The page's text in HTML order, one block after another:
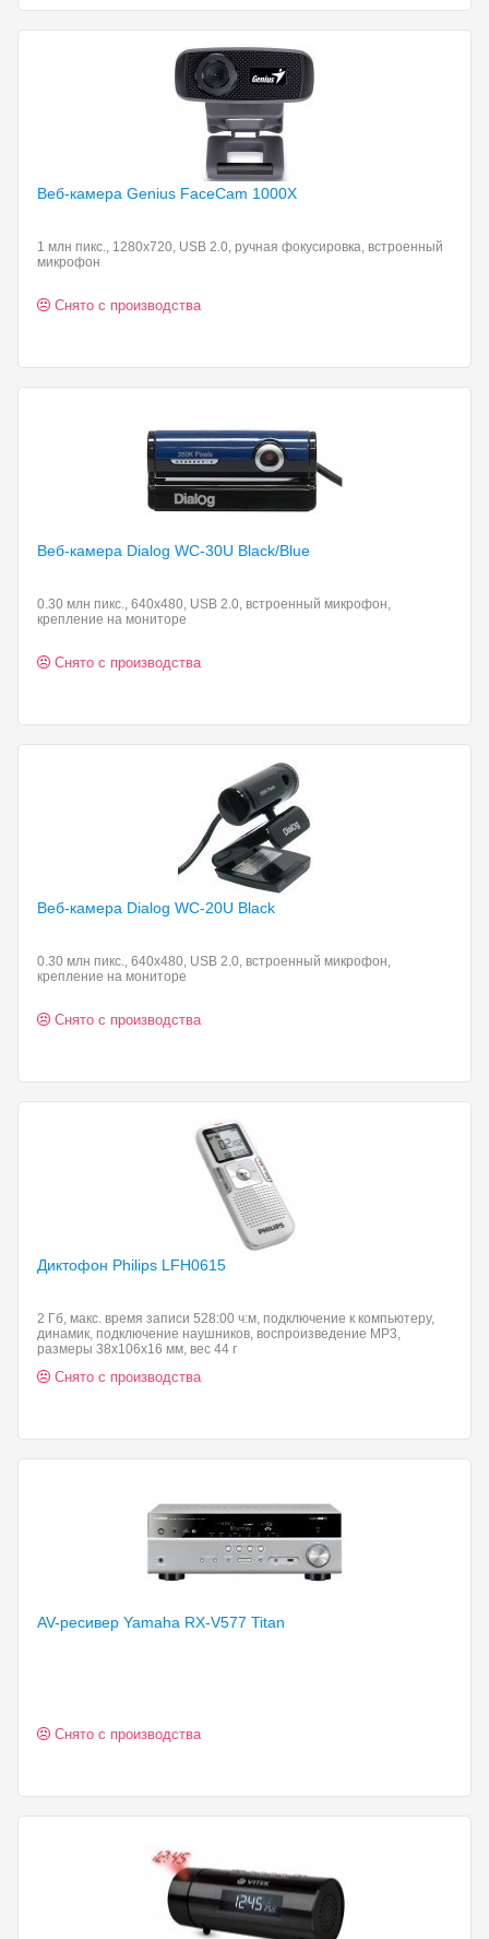
Веб-камера Genius FaceCam 1000X
1 млн пикс., 1280x720, USB 2.0, ручная фокусировка, встроенный
микрофон
Снято с производства
Веб-камера Dialog WC-30U Black/Blue
0.30 млн пикс., 640x480, USB 2.0, встроенный микрофон,
крепление на мониторе
Снято с производства
Веб-камера Dialog WC-20U Black
0.30 млн пикс., 640x480, USB 2.0, встроенный микрофон,
крепление на мониторе
Снято с производства
Диктофон Philips LFH0615
2 Гб, макс. время записи 528:00 ч:м, подключение к компьютеру,
динамик, подключение наушников, воспроизведение MP3,
размеры 38x106x16 мм, вес 44 г
Снято с производства
AV-ресивер Yamaha RX-V577 Titan
Снято с производства